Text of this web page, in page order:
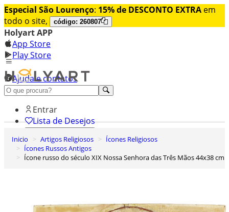
Especial São Lourenço: 15% de DESCONTO EXTRA em
todo o site,
código: 260807
Holyart APP
App Store
Play Store
Ajuda e contatos
Conheça premium
Entrar
Lista de Desejos
0
Carrinho de Compras
Inicio Artigos Religiosos
Ícones Religiosos
Ícones Russos Antigos
Ícone russo do século XIX Nossa Senhora das Três Mãos 44x38 cm